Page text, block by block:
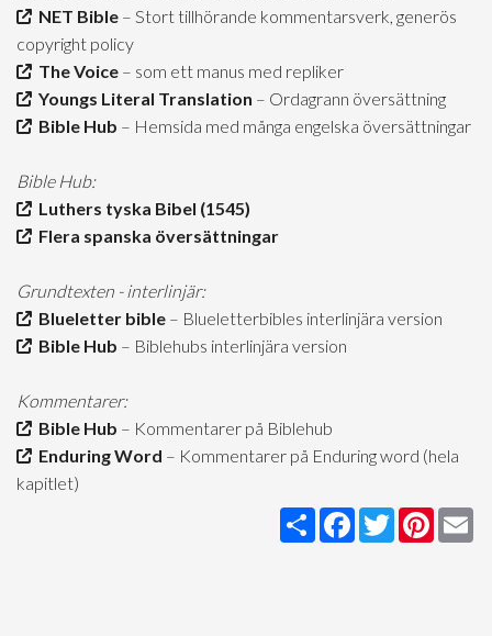
NET Bible – Stort tillhörande kommentarsverk, generös
copyright policy
The Voice – som ett manus med repliker
Youngs Literal Translation – Ordagrann översättning
Bible Hub – Hemsida med många engelska översättningar
Bible Hub:
Luthers tyska Bibel (1545)
Flera spanska översättningar
Grundtexten - interlinjär:
Blueletter bible – Blueletterbibles interlinjära version
Bible Hub – Biblehubs interlinjära version
Kommentarer:
Bible Hub – Kommentarer på Biblehub
Enduring Word – Kommentarer på Enduring word (hela
kapitlet)
Share Facebook
Twitter